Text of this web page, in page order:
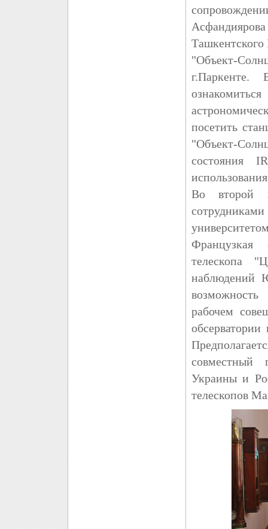
Ташкентского
"Объект-
посетить
"Объект-
состояния
Во второй
Французкая
телескопа
наблюдений
рабочем
Украины и
телескопов